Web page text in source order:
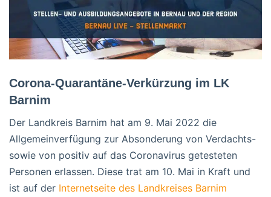
Corona-Quarantäne-Verkürzung im LK
Barnim
Der Landkreis Barnim hat am 9. Mai 2022 die
Allgemeinverfügung zur Absonderung von Verdachts-
sowie von positiv auf das Coronavirus getesteten
Personen erlassen. Diese trat am 10. Mai in Kraft und
ist auf der Internetseite des Landkreises Barnim